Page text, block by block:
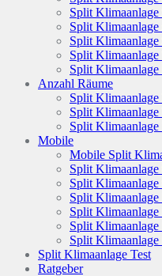
Split Klimaanlage
Split Klimaanlage
Split Klimaanlage
Split Klimaanlage
Split
Anzahl Räume
Split Klimaanlage
Split Klimaanlage
Split Klimaanlage
Mobile
Mobile Split
Split Klimaanlage
Split Klimaanlage
Split Klimaanlage
Split Klimaanlage
Split Klimaanlage
Split
Split Klimaanlage Test
Ratgeber